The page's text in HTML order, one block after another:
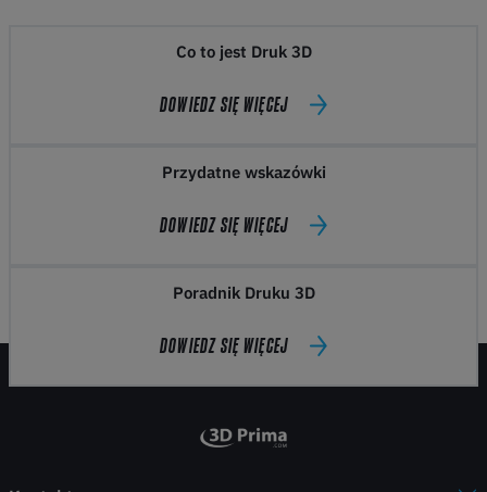
Co to jest Druk 3D
DOWIEDZ SIĘ WIĘCEJ
Przydatne wskazówki
DOWIEDZ SIĘ WIĘCEJ
Poradnik Druku 3D
DOWIEDZ SIĘ WIĘCEJ